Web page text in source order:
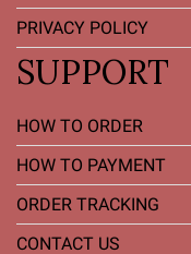
PRIVACY POLICY
SUPPORT
HOW TO ORDER
HOW TO PAYMENT
ORDER TRACKING
CONTACT US